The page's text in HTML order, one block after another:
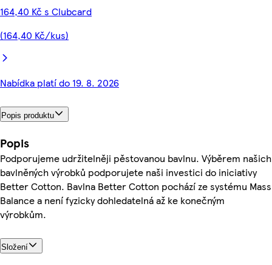
164,40 Kč s Clubcard
(164,40 Kč/kus)
Nabídka platí do 19. 8. 2026
Popis produktu
Popis
Podporujeme udržitelněji pěstovanou bavlnu. Výběrem našich
bavlněných výrobků podporujete naši investici do iniciativy
Better Cotton. Bavlna Better Cotton pochází ze systému Mass
Balance a není fyzicky dohledatelná až ke konečným
výrobkům.
Složení